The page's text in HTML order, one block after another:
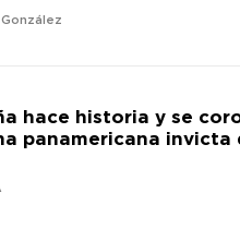
hace historia y se
panamericana invicta